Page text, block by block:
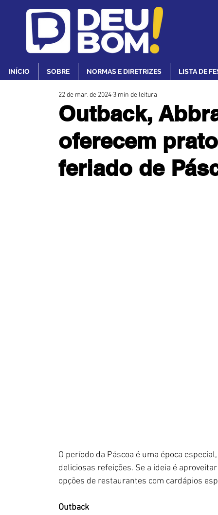
INÍCIO SOBRE NORMAS E DIRETRIZES LISTA DE
Outback,
oferecem
feriado de
22 de mar. de 2024 3 min de leitura
O período da Páscoa é uma época
deliciosas refeições. Se a ideia é
opções de restaurantes com cardápios
Outback